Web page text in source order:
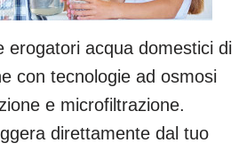
erogatori acqua domestici di
con tecnologie ad osmosi
e microfiltrazione.
direttamente dal tuo